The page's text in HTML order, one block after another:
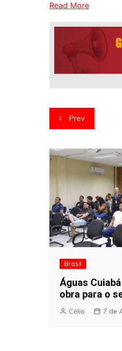
Read More
Navegação
de
artigos
Prev
Brasil
Águas
obra para o
Célio 7 de